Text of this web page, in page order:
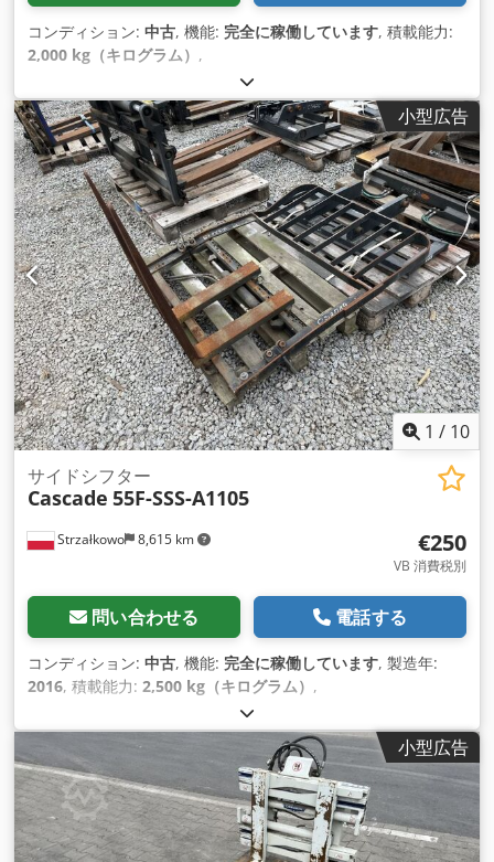
コンディション: 中古, 機能: 完全に稼働しています, 積載能力:
2,000 kg（キログラム） ,
小型広告
1 / 10
Strzałkowo 8,615 km
サイドシフター
Cascade 55F-SSS-A1105
€250
VB 消費税別
問い合わせる 電話する
コンディション: 中古, 機能: 完全に稼働しています, 製造年:
2016, 積載能力: 2,500 kg（キログラム） ,
小型広告